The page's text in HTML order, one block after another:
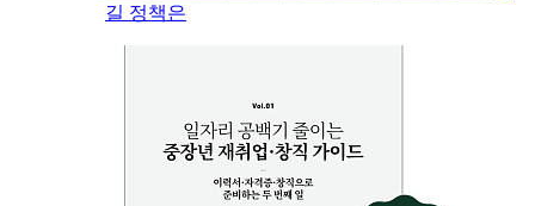
길 정책은